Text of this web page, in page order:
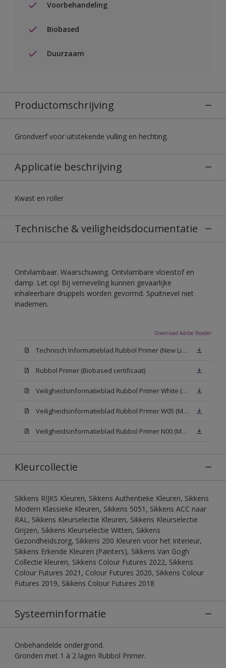
Voorbehandeling
Biobased
Duurzaam
Productomschrijving
Grondverf voor uitstekende vulling en hechting.
Applicatie beschrijving
Kwast en roller
Technische & veiligheidsdocumentatie
Ontvlambaar. Waarschuwing. Ontvlambare vloeistof en
damp. Let op! Bij verneveling kunnen gevaarlijke
inhaleerbare druppels worden gevormd. Spuitnevel niet
inademen.
Download Adobe Reader
Technisch Informatieblad Rubbol Primer (New Livery) (PDF)
Rubbol Primer (Biobased certificaat)
Veiligheidsinformatieblad Rubbol Primer White (MSDS)
Veiligheidsinformatieblad Rubbol Primer W05 (MSDS)
Veiligheidsinformatieblad Rubbol Primer N00 (MSDS)
Kleurcollectie
Sikkens RIJKS Kleuren, Sikkens Authentieke Kleuren, Sikkens
Modern Klassieke Kleuren, Sikkens 5051, Sikkens ACC naar
RAL, Sikkens Kleurselectie Kleuren, Sikkens Kleurselectie
Grijzen, Sikkens Kleurselectie Witten, Sikkens
Gezondheidszorg, Sikkens 200 Kleuren voor het Interieur,
Sikkens Erkende Kleuren (Painters), Sikkens Van Gogh
Collectie kleuren, Sikkens Colour Futures 2022, Sikkens
Colour Futures 2021, Colour Futures 2020, Sikkens Colour
Futures 2019, Sikkens Colour Futures 2018
Systeeminformatie
Onbehandelde ondergrond.
Gronden met 1 à 2 lagen Rubbol Primer.